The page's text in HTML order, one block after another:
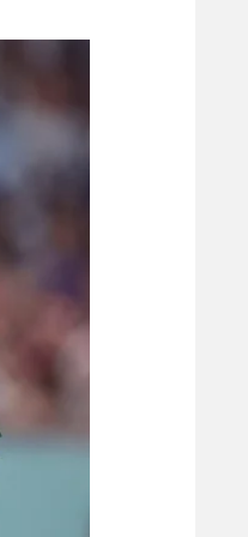
תקנון
תקנון עבור
תקנון עבור פעילות
תנאי שימוש
מדיניות
רשיון להקרנה
הצטרפות
לוח דרושים –